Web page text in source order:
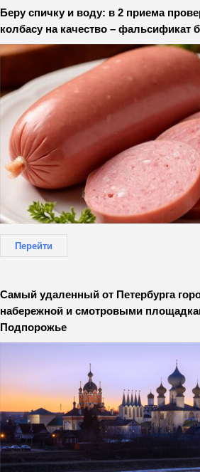
Беру спичку и воду: в 2 приема
колбасу на качество – фальсификат
Перейти
Самый удаленный от Петербурга
набережной и смотровыми
Подпорожье